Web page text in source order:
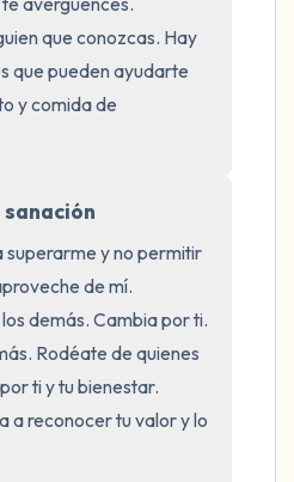
que conozcas. Hay
que pueden ayudarte
y comida de
superarme y no permitir
de mí.
demás. Cambia por ti.
Rodéate de quienes
ti y tu bienestar.
a reconocer tu valor y lo
y por la ventana)
sentir (¿qué hay
tocar?)
oír
oler
de ti mismo.
terminar.